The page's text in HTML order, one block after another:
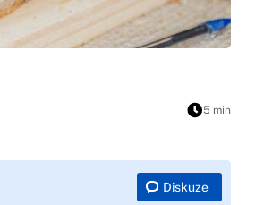
5 min
Diskuze